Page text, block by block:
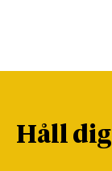
Håll